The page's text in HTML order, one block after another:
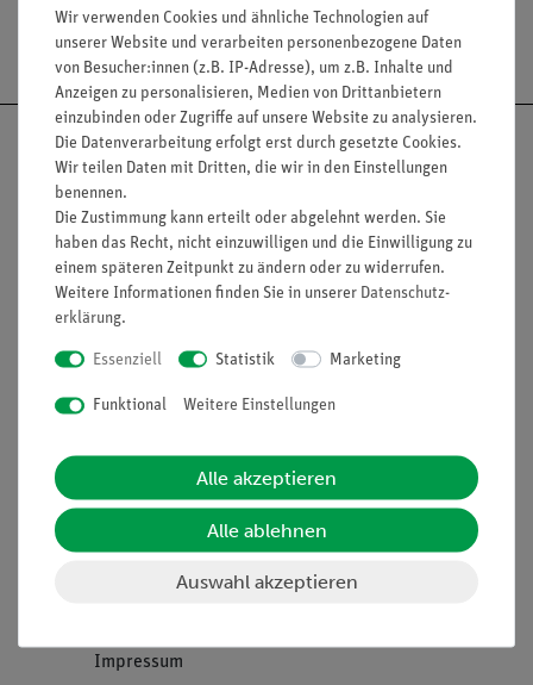
Versandkostenfrei ab 300,- €
Nach oben
Informationen
Unternehmen
Stellenangebote
Kontakt
Hinweisgeberschutz
Impressum
Übersicht Service
Inventarisierungs- &
Einräumservice
Inbetriebnahme & Schulungen
Kundendienst
Wir verwenden Cookies und ähnliche Technologien auf
unserer Website und verarbeiten personenbezogene Daten
von Besucher:innen (z.B. IP-Adresse), um z.B. Inhalte und
Anzeigen zu personalisieren, Medien von Drittanbietern
einzubinden oder Zugriffe auf unsere Website zu analysieren.
Die Datenverarbeitung erfolgt erst durch gesetzte Cookies.
Wir teilen Daten mit Dritten, die wir in den Einstellungen
benennen.
Die Zustimmung kann erteilt oder abgelehnt werden. Sie
haben das Recht, nicht einzuwilligen und die Einwilligung zu
einem späteren Zeitpunkt zu ändern oder zu widerrufen.
Weitere Informationen finden Sie in unserer Daten­schutz­
erklärung.
Essenziell Statistik Marketing
Funktional Weitere Einstellungen
Alle akzeptieren
Alle ablehnen
Auswahl akzeptieren